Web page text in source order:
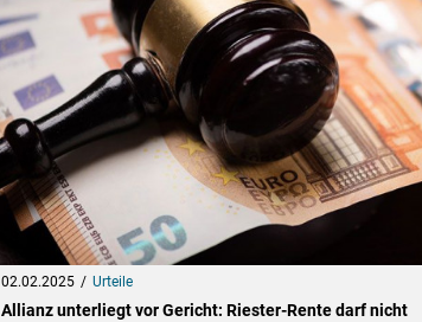
02.02.2025 Urteile
Allianz unterliegt vor Gericht: Riester-Rente darf nicht